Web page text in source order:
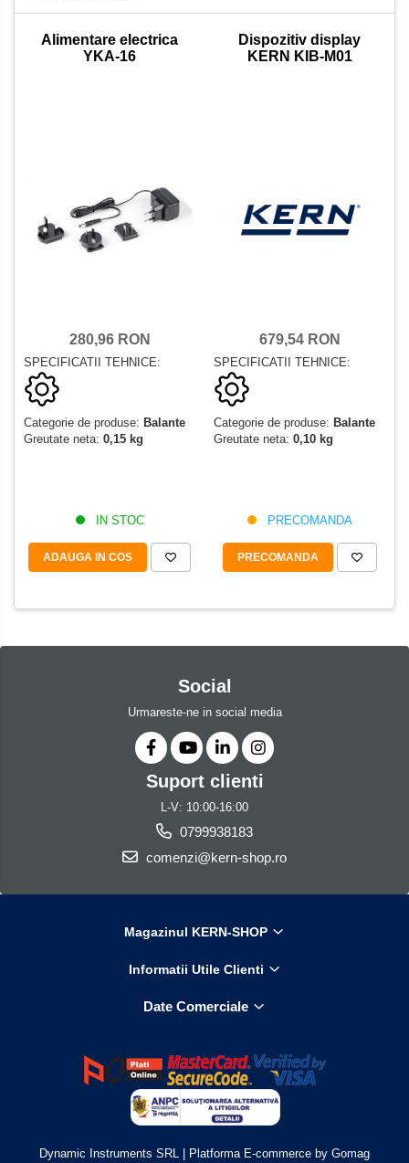
Alimentare electrica
YKA-16
280,96 RON
SPECIFICATII TEHNICE:
Categorie de produse: Balante
Greutate neta: 0,15 kg
IN STOC
ADAUGA IN COS
Dispozitiv display
KERN KIB-M01
679,54 RON
SPECIFICATII TEHNICE:
Categorie de produse: Balante
Greutate neta: 0,10 kg
PRECOMANDA
PRECOMANDA
Social
Urmareste-ne in social media
Suport clienti
L-V: 10:00-16:00
0799938183
comenzi@kern-shop.ro
Magazinul KERN-SHOP
Informatii Utile Clienti
Date Comerciale
Dynamic Instruments SRL | Platforma E-commerce by Gomag